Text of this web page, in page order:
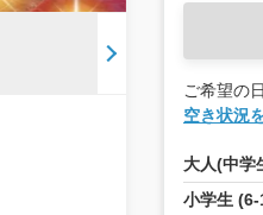
ご希望の
空き状況
大人(中学
小学生 (6-